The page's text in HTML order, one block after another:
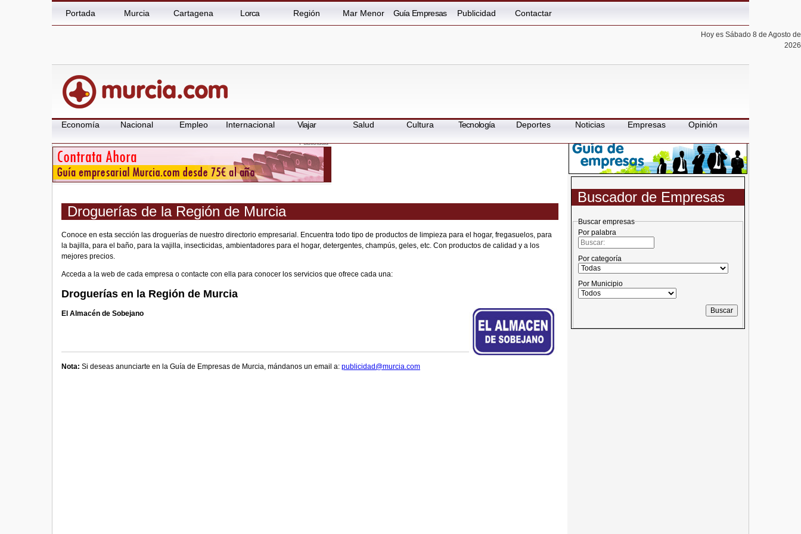
Portada Murcia Cartagena Lorca Región Mar Menor Guía Empresas Publicidad Contactar
Hoy es Sábado 8 de Agosto de
2026
Economía Nacional Empleo Internacional Viajar Salud Cultura Tecnología Deportes Noticias Empresas Opinión
Droguerías de la Región de Murcia
Conoce en esta sección las droguerías de nuestro directorio empresarial. Encuentra todo tipo de productos de limpieza para el hogar, fregasuelos, para
la bajilla, para el baño, para la vajilla, insecticidas, ambientadores para el hogar, detergentes, champús, geles, etc. Con productos de calidad y a los
mejores precios.
Acceda a la web de cada empresa o contacte con ella para conocer los servicios que ofrece cada una:
Droguerías en la Región de Murcia
El Almacén de Sobejano
Nota: Si deseas anunciarte en la Guía de Empresas de Murcia, mándanos un email a: publicidad@murcia.com
Buscador de Empresas
Buscar empresas
Por palabra
Por categoría
Por Municipio